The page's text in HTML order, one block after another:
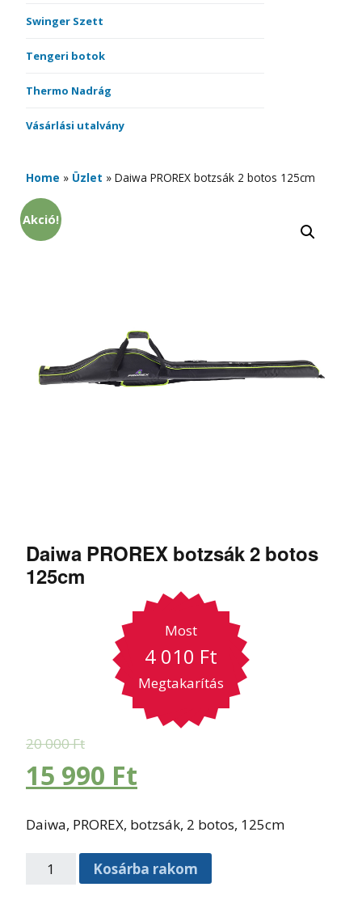
Swinger Szett
Tengeri botok
Thermo Nadrág
Vásárlási utalvány
Home » Üzlet » Daiwa PROREX botzsák 2 botos 125cm
Akció!
Daiwa PROREX botzsák 2 botos
125cm
Most
4 010 Ft
Megtakarítás
20 000Ft
15 990 Ft
Daiwa, PROREX, botzsák, 2 botos, 125cm
Kosárba rakom